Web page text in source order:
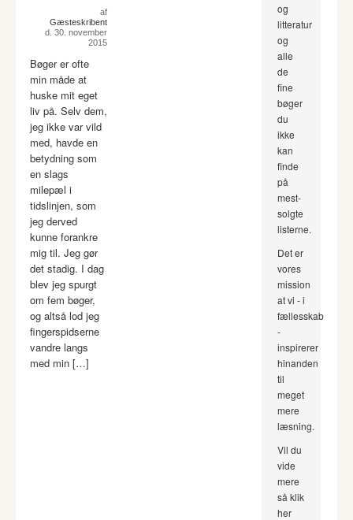
af
Gæsteskribent
d. 30. november
2015
Bøger er ofte
min måde at
huske mit eget
liv på. Selv dem,
jeg ikke var vild
med, havde en
betydning som
en slags
milepæl i
tidslinjen, som
jeg derved
kunne forankre
mig til. Jeg gør
det stadig. I dag
blev jeg spurgt
om fem bøger,
og altså lod jeg
fingerspidserne
vandre langs
med min […]
og
litteratur
og
alle
de
fine
bøger
du
ikke
kan
finde
på
mest-
solgte
listerne.
Det er
vores
mission
at vi - i
fællesskab
-
inspirerer
hinanden
til
meget
mere
læsning.
Vil du
vide
mere
så klik
her